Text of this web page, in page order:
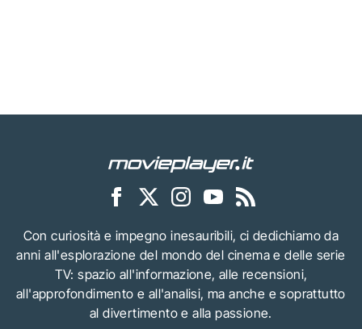
Con curiosità e impegno inesauribili, ci dedichiamo da
anni all'esplorazione del mondo del cinema e delle serie
TV: spazio all'informazione, alle recensioni,
all'approfondimento e all'analisi, ma anche e soprattutto
al divertimento e alla passione.